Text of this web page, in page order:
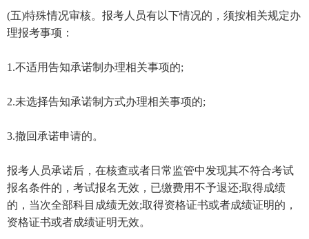
(五)特殊情况审核。报考人员有以下情况的，须按相关规定办
理报考事项：
1.不适用告知承诺制办理相关事项的;
2.未选择告知承诺制方式办理相关事项的;
3.撤回承诺申请的。
报考人员承诺后，在核查或者日常监管中发现其不符合考试
报名条件的，考试报名无效，已缴费用不予退还;取得成绩
的，当次全部科目成绩无效;取得资格证书或者成绩证明的，
资格证书或者成绩证明无效。